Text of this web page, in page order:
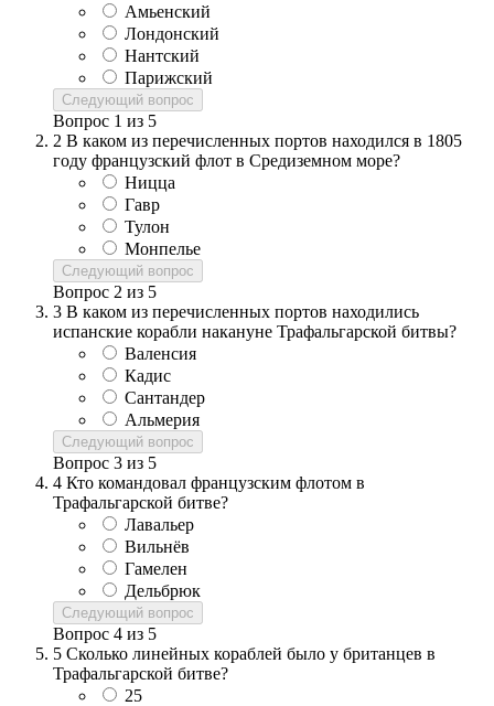
Амьенский
Лондонский
Нантский
Парижский
Следующий вопрос
Вопрос 1 из 5
2 В каком из перечисленных портов находился в 1805
году французский флот в Средиземном море?
Ницца
Гавр
Тулон
Монпелье
Следующий вопрос
Вопрос 2 из 5
3 В каком из перечисленных портов находились
испанские корабли накануне Трафальгарской битвы?
Валенсия
Кадис
Сантандер
Альмерия
Следующий вопрос
Вопрос 3 из 5
4 Кто командовал французским флотом в
Трафальгарской битве?
Лавальер
Вильнёв
Гамелен
Дельбрюк
Следующий вопрос
Вопрос 4 из 5
5 Сколько линейных кораблей было у британцев в
Трафальгарской битве?
25